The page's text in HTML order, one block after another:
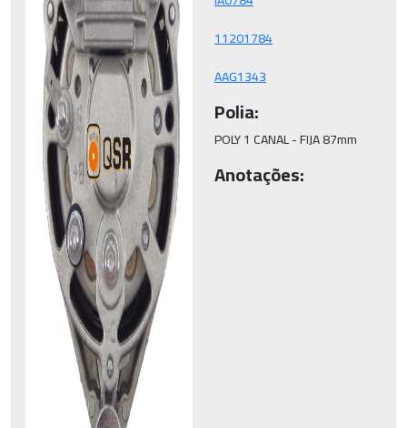
AAG1343
Polia:
POLY 1 CANAL - FIJA 87mm
Anotações: